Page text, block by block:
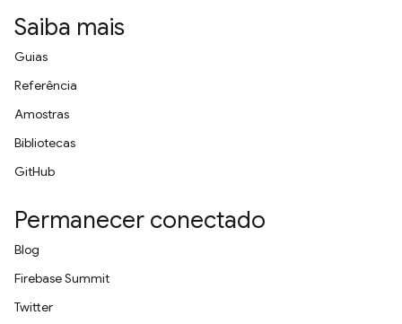
Saiba mais
Guias
Referência
Amostras
Bibliotecas
GitHub
Permanecer conectado
Blog
Firebase Summit
Twitter